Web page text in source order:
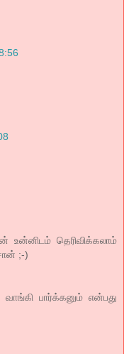
உன்னிடம் தெரிவிக்கலாம்
;-)
பார்க்கனும் என்பது